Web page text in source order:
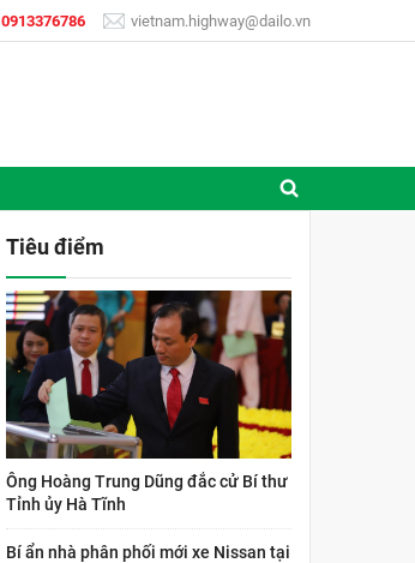
0913376786 vietnam.highway@dailo.vn
Tiêu điểm
Ông Hoàng Trung Dũng đắc cử Bí thư
Tỉnh ủy Hà Tĩnh
Bí ẩn nhà phân phối mới xe Nissan tại